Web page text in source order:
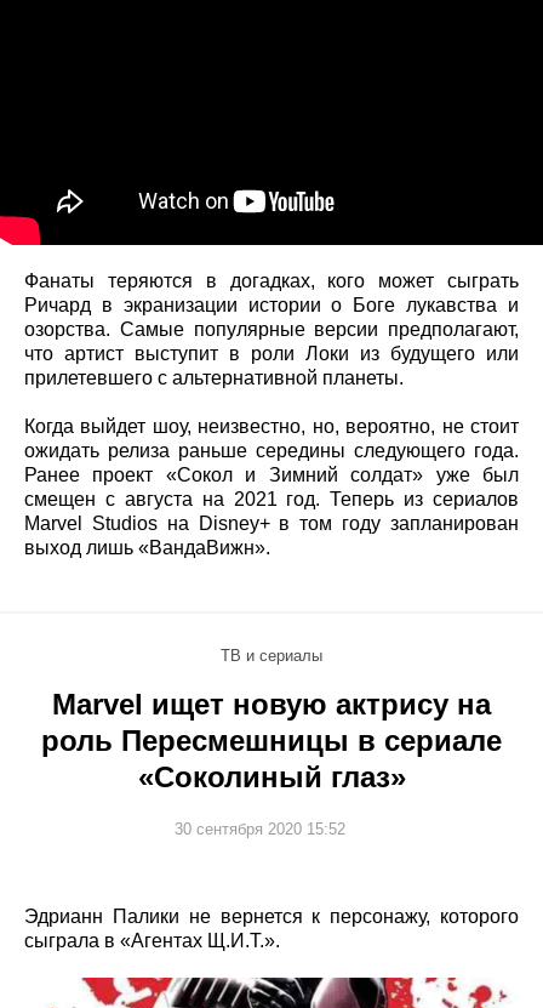
Фанаты теряются в догадках, кого может сыграть
Ричард в экранизации истории о Боге лукавства и
озорства. Самые популярные версии предполагают,
что артист выступит в роли Локи из будущего или
прилетевшего с альтернативной планеты.
Когда выйдет шоу, неизвестно, но, вероятно, не стоит
ожидать релиза раньше середины следующего года.
Ранее проект «Сокол и Зимний солдат» уже был
смещен с августа на 2021 год. Теперь из сериалов
Marvel Studios на Disney+ в том году запланирован
выход лишь «ВандаВижн».
ТВ и сериалы
Marvel ищет новую актрису на
роль Пересмешницы в сериале
«Соколиный глаз»
30 сентября 2020 15:52
Эдрианн Палики не вернется к персонажу, которого
сыграла в «Агентах Щ.И.Т.».